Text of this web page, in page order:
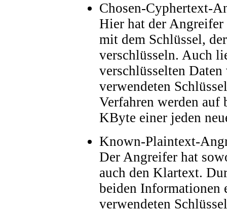
Chosen-Cyphertext-
Hier hat der
mit dem Schlüssel,
verschlüsseln. Auch
verschlüsselten
verwendeten
Verfahren werden auf
KByte einer jeden
Known-Plaintext-
Der Angreifer hat
auch den Klartext.
beiden Informationen
verwendeten